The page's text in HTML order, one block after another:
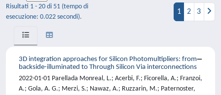
Risultati 1 - 20 di 51 (tempo di
esecuzione: 0.022 secondi).
1 2 3
3D integration approaches for Silicon Photomultipliers: from
backside-illuminated to Through Silicon Via interconnections
2022-01-01 Parellada Monreal, L.; Acerbi, F.; Ficorella, A.; Franzoi,
A.; Gola, A. G.; Merzi, S.; Nawaz, A.; Ruzzarin, M.; Paternoster,